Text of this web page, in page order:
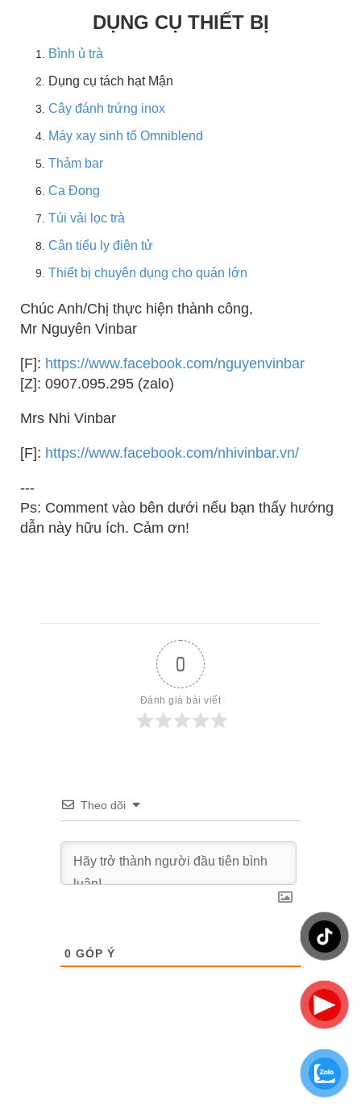
DỤNG CỤ THIẾT BỊ
Bình ủ trà
Dụng cụ tách hạt Mận
Cây đánh trứng inox
Máy xay sinh tố Omniblend
Thảm bar
Ca Đong
Túi vải lọc trà
Cân tiểu ly điện tử
Thiết bị chuyên dụng cho quán lớn
Chúc Anh/Chị thực hiện thành công,
Mr Nguyên Vinbar
[F]: https://www.facebook.com/nguyenvinbar
[Z]: 0907.095.295 (zalo)
Mrs Nhi Vinbar
[F]: https://www.facebook.com/nhivinbar.vn/
---
Ps: Comment vào bên dưới nếu bạn thấy hướng
dẫn này hữu ích. Cảm ơn!
0
Đánh giá bài viết
Theo dõi
0 GÓP Ý